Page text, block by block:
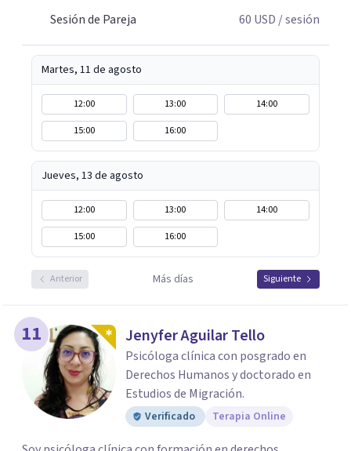
Sesión de Pareja
60 USD / sesión
Martes, 11 de agosto
12:00 13:00
14:00
15:00
16:00
Jueves, 13 de agosto
12:00 13:00
14:00
15:00
16:00
Anterior Más días Siguiente
11 Jenyfer Aguilar Tello
Psicóloga clínica con posgrado en
Derechos Humanos y doctorado en
Estudios de Migración.
Verificado Terapia Online